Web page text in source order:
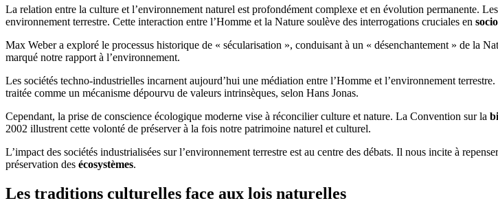
La relation entre la culture et l’environnement naturel est profondément complexe et en évolution permanente.
environnement terrestre. Cette interaction entre l’Homme et la Nature soulève des interrogations cruciales en
Max Weber a exploré le processus historique de « sécularisation », conduisant à un « désenchantement » de la
marqué notre rapport à l’environnement.
Les sociétés techno-industrielles incarnent aujourd’hui une médiation entre l’Homme et l’environnement
traitée comme un mécanisme dépourvu de valeurs intrinsèques, selon Hans Jonas.
Cependant, la prise de conscience écologique moderne vise à réconcilier culture et nature. La Convention sur la
2002 illustrent cette volonté de préserver à la fois notre patrimoine naturel et culturel.
L’impact des sociétés industrialisées sur l’environnement terrestre est au centre des débats. Il nous incite à
préservation des écosystèmes.
Les traditions culturelles face aux lois naturelles